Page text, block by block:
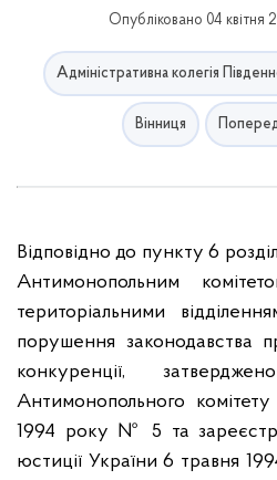
Опубліковано 04 квітня
Адміністративна колегія
Вінниця
Відповідно до пункту 6
Антимонопольним
територіальними
порушення законодавства
конкуренції,
Антимонопольного
1994 року № 5 та
юстиції України 6 травня